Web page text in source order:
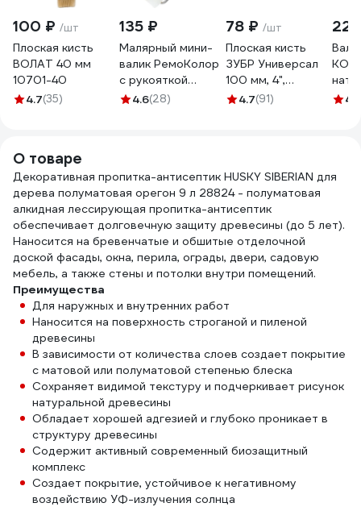
100 ₽ /шт
Плоская кисть
ВОЛАТ 40 мм
10701-40
4.7(35)
135 ₽
Малярный мини-
валик РемоКолор
с рукояткой
Гирпан, ось 6мм,
4.6(28)
78 ₽ /шт
Плоская кисть
ЗУБР Универсал
100 мм, 4",
светлая
4.7(91)
250
4.1
О товаре
Декоративная пропитка-антисептик HUSKY SIBERIAN для
дерева полуматовая орегон 9 л 28824 - полуматовая
алкидная лессирующая пропитка-антисептик
обеспечивает долговечную защиту древесины (до 5 лет).
Наносится на бревенчатые и обшитые отделочной
доской фасады, окна, перила, ограды, двери, садовую
мебель, а также стены и потолки внутри помещений.
Преимущества
Для наружных и внутренних работ
Наносится на поверхность строганой и пиленой
древесины
В зависимости от количества слоев создает покрытие
с матовой или полуматовой степенью блеска
Сохраняет видимой текстуру и подчеркивает рисунок
натуральной древесины
Обладает хорошей адгезией и глубоко проникает в
структуру древесины
Содержит активный современный биозащитный
комплекс
Создает покрытие, устойчивое к негативному
воздействию УФ-излучения солнца